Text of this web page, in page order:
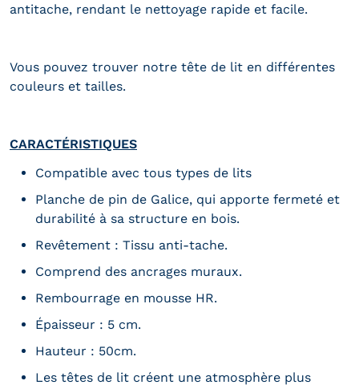
antitache, rendant le nettoyage rapide et facile.
Vous pouvez trouver notre tête de lit en différentes
couleurs et tailles.
CARACTÉRISTIQUES
Compatible avec tous types de lits
Planche de pin de Galice, qui apporte fermeté et
durabilité à sa structure en bois.
Revêtement : Tissu anti-tache.
Comprend des ancrages muraux.
Rembourrage en mousse HR.
Épaisseur : 5 cm.
Hauteur : 50cm.
Les têtes de lit créent une atmosphère plus